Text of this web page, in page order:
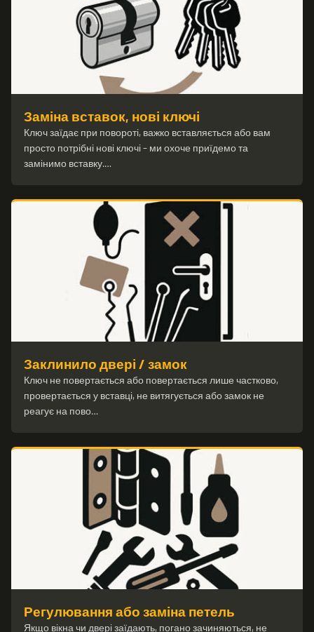
Заміна вставок, нові ключі
Ключ заїдає при повороті, важко вставляється або вам
просто потрібні нові ключі – ми охоче приїдемо та
замінимо вставку.…
Заклинило двері / замок
Ключ не повертається або повертається лише частково,
провертається у вставці, не витягується або замок не
реагує на пово…
Регулювання або заміна петель
Якщо вікна чи двері заїдають, погано зачиняються, не